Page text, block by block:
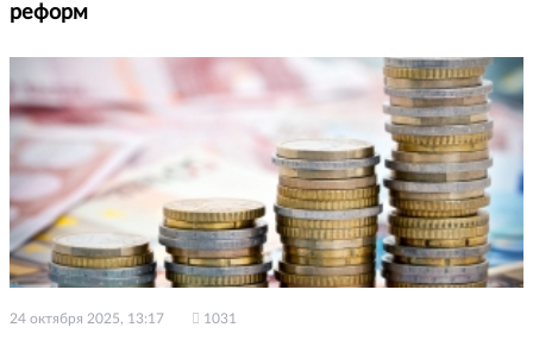
реформ
24 октября 2025, 13:17 1031